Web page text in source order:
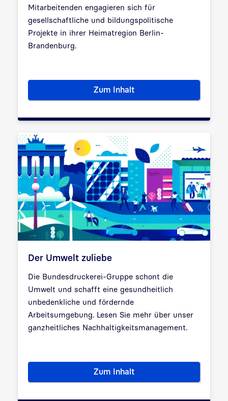
Mitarbeitenden engagieren sich für
gesellschaftliche und bildungspolitische
Projekte in ihrer Heimatregion Berlin-
Brandenburg.
Zum InhaltGesellschaftliches
Der Umwelt zuliebe
Die Bundesdruckerei-Gruppe schont die
Umwelt und schafft eine gesundheitlich
unbedenkliche und fördernde
Arbeitsumgebung. Lesen Sie mehr über unser
ganzheitliches Nachhaltigkeitsmanagement.
Zum InhaltDer Umwelt zuliebe